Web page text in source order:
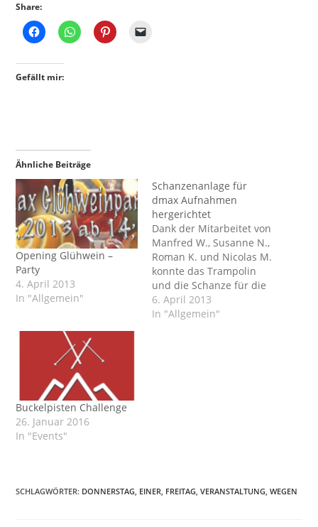
Share:
Gefällt mir:
Ähnliche Beiträge
Opening Glühwein –
Party
4. April 2013
In "Allgemein"
Schanzenanlage für
dmax Aufnahmen
hergerichtet
Dank der Mitarbeitet von
Manfred W., Susanne N.,
Roman K. und Nicolas M.
konnte das Trampolin
und die Schanze für die
heutigen Aufnahmen
hergerichtet werden.
6. April 2013
In "Allgemein"
Buckelpisten Challenge
26. Januar 2016
In "Events"
SCHLAGWÖRTER: DONNERSTAG, EINER, FREITAG, VERANSTALTUNG, WEGEN